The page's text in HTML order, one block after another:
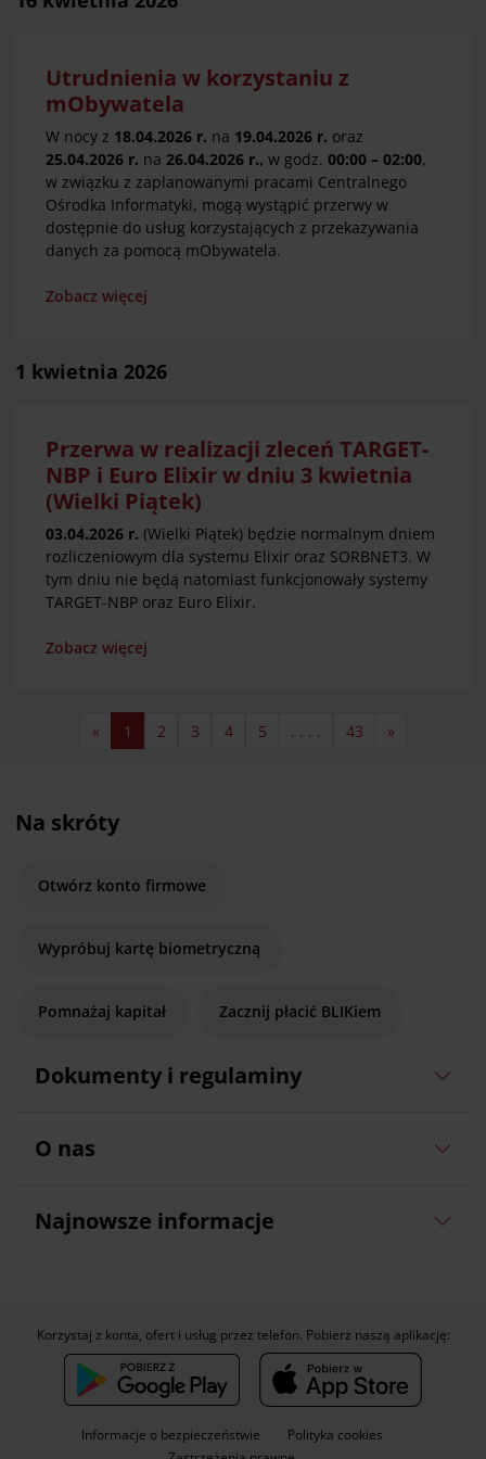
Utrudnienia w korzystaniu z
mObywatela
W nocy z 18.04.2026 r. na 19.04.2026 r. oraz
25.04.2026 r. na 26.04.2026 r., w godz. 00:00 – 02:00,
w związku z zaplanowanymi pracami Centralnego
Ośrodka Informatyki, mogą wystąpić przerwy w
dostępnie do usług korzystających z przekazywania
danych za pomocą mObywatela.
Zobacz więcej
1 kwietnia 2026
Przerwa w realizacji zleceń TARGET-
NBP i Euro Elixir w dniu 3 kwietnia
(Wielki Piątek)
03.04.2026 r. (Wielki Piątek) będzie normalnym dniem
rozliczeniowym dla systemu Elixir oraz SORBNET3. W
tym dniu nie będą natomiast funkcjonowały systemy
TARGET-NBP oraz Euro Elixir.
Zobacz więcej
« 1 2 3 4 5 . . . . 43 »
Na skróty
Otwórz konto firmowe
Wypróbuj kartę biometryczną
Pomnażaj kapitał Zacznij płacić BLIKiem
Dokumenty i regulaminy
O nas
Najnowsze informacje
Informacje o bezpieczeństwie
Polityka cookies
Korzystaj z konta, ofert i usług przez telefon. Pobierz naszą aplikację: